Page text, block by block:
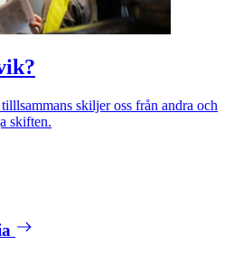
skiljer oss från andra och
skiften.